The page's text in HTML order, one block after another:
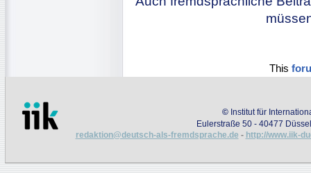
This
© Institut für
Eulerstraße 50 - 40477
redaktion@deutsch-als-fremdsprache.de - http://www.iik-